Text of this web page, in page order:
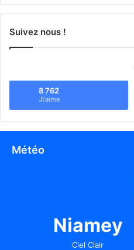
Suivez nous !
8 762
J\'aime
Météo
Niamey
Ciel Clair